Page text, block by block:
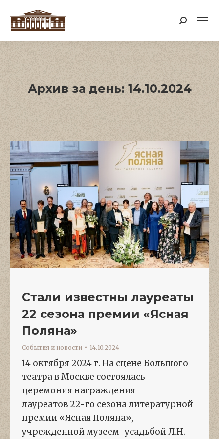
Поиск:
Архив за день: 14.10.2024
Стали известны лауреаты
22 сезона премии «Ясная
Поляна»
События и новости 14.10.2024
14 октября 2024 г. На сцене Большого
театра в Москве состоялась
церемония награждения
лауреатов 22-го сезона литературной
премии «Ясная Поляна»,
учрежденной музеем-усадьбой Л.Н.